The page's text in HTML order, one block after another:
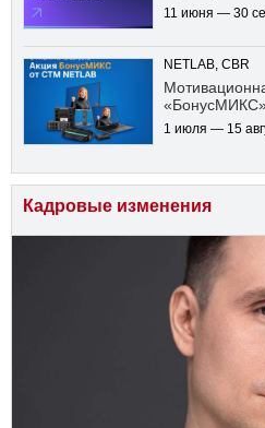
11 июня — 30
NETLAB, CBR
1 июля — 15
Кадровые изменения